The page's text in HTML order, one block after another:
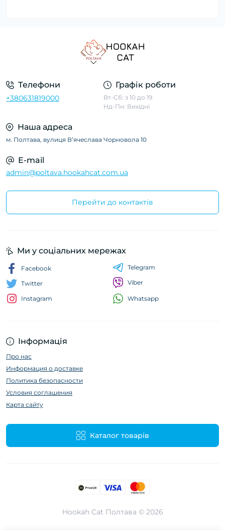
Телефони
+380631819000
Графік роботи
Вт-Сб: з 10 до 19
Нд-Пн: Вихідні
Наша адреса
м. Полтава, вулиця Вʼячеслава Чорновола 10
E-mail
admin@poltava.hookahcat.com.ua
Перейти до контактів
Інформація
Про нас
Информация о доставке
Политика безопасности
Условия соглашения
Карта сайту
Каталог товарів
Ми у соціальних мережах
Facebook
Twitter
Instagram
Telegram
Viber
Whatsapp
Hookah Cat Полтава © 2026